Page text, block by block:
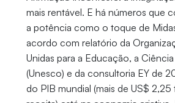
mais rentável. E há números que
a potência como o toque de
acordo com relatório da
Unidas para a Educação, a
(Unesco) e da consultoria EY de
do PIB mundial (mais de US$ 2,25